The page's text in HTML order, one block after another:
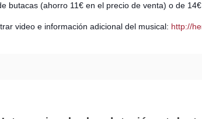
(ahorro 11€ en el precio de venta) o de
video e información adicional del musical: http://